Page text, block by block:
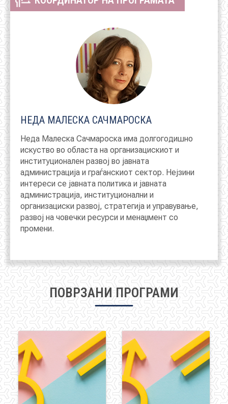
НЕДА МАЛЕСКА САЧМАРОСКА
Неда Малеска Сачмароска има долгогодишно
искуство во областа на организацискиот и
институционалeн развој во јавната
администрација и граѓанскиот сектор. Нејзини
интереси се јавната политика и јавната
администрација, институционални и
организациски развој, стратегија и управување,
развој на човечки ресурси и менаџмент со
промени.
ПОВРЗАНИ ПРОГРАМИ